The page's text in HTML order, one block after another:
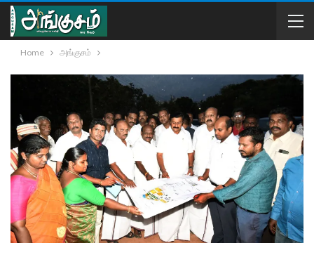
Home அங்குசம்